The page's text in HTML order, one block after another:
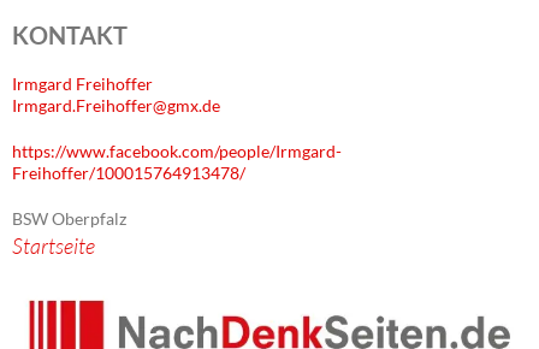
KONTAKT
Irmgard Freihoffer
Irmgard.Freihoffer@gmx.de
https://www.facebook.com/people/Irmgard-
Freihoffer/100015764913478/
BSW Oberpfalz
Startseite